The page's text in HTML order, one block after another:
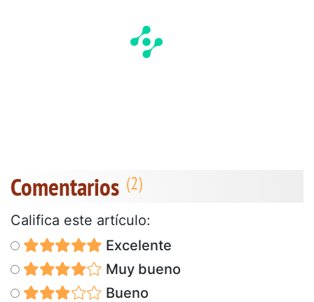
Comentarios
Califica este artículo:
Excelente
Muy bueno
Bueno